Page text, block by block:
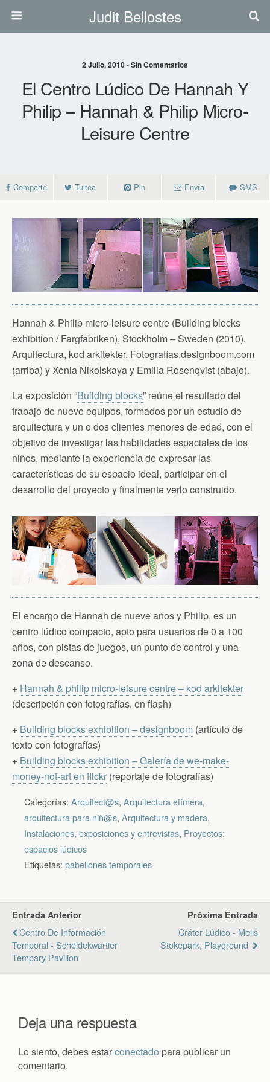
Judit Bellostes
2 Julio, 2010 • Sin Comentarios
El Centro Lúdico De Hannah Y
Philip – Hannah & Philip Micro-
Leisure Centre
Comparte Tuitea Pin Envía SMS
Hannah & Philip micro-leisure centre (Building blocks
exhibition / Fargfabriken), Stockholm – Sweden (2010).
Arquitectura, kod arkitekter. Fotografías,designboom.com
(arriba) y Xenia Nikolskaya y Emilia Rosenqvist (abajo).
La exposición “Building blocks” reúne el resultado del
trabajo de nueve equipos, formados por un estudio de
arquitectura y un o dos clientes menores de edad, con el
objetivo de investigar las habilidades espaciales de los
niños, mediante la experiencia de expresar las
características de su espacio ideal, participar en el
desarrollo del proyecto y finalmente verlo construido.
El encargo de Hannah de nueve años y Philip, es un
centro lúdico compacto, apto para usuarios de 0 a 100
años, con pistas de juegos, un punto de control y una
zona de descanso.
+ Hannah & philip micro-leisure centre – kod arkitekter
(descripción con fotografías, en flash)
+ Building blocks exhibition – designboom (artículo de
texto con fotografías)
+ Building blocks exhibition – Galería de we-make-
money-not-art en flickr (reportaje de fotografías)
Categorías: Arquitect@s, Arquitectura efímera,
arquitectura para niñ@s, Arquitectura y madera,
Instalaciones, exposiciones y entrevistas, Proyectos:
espacios lúdicos
Etiquetas: pabellones temporales
Entrada Anterior
Centro De Información
Temporal - Scheldekwartier
Tempary Pavilion
Próxima Entrada
Cráter Lúdico - Melis
Stokepark, Playground
Deja una respuesta
Lo siento, debes estarconectado para publicar un
comentario.